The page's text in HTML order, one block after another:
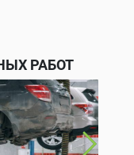
РАБОТ